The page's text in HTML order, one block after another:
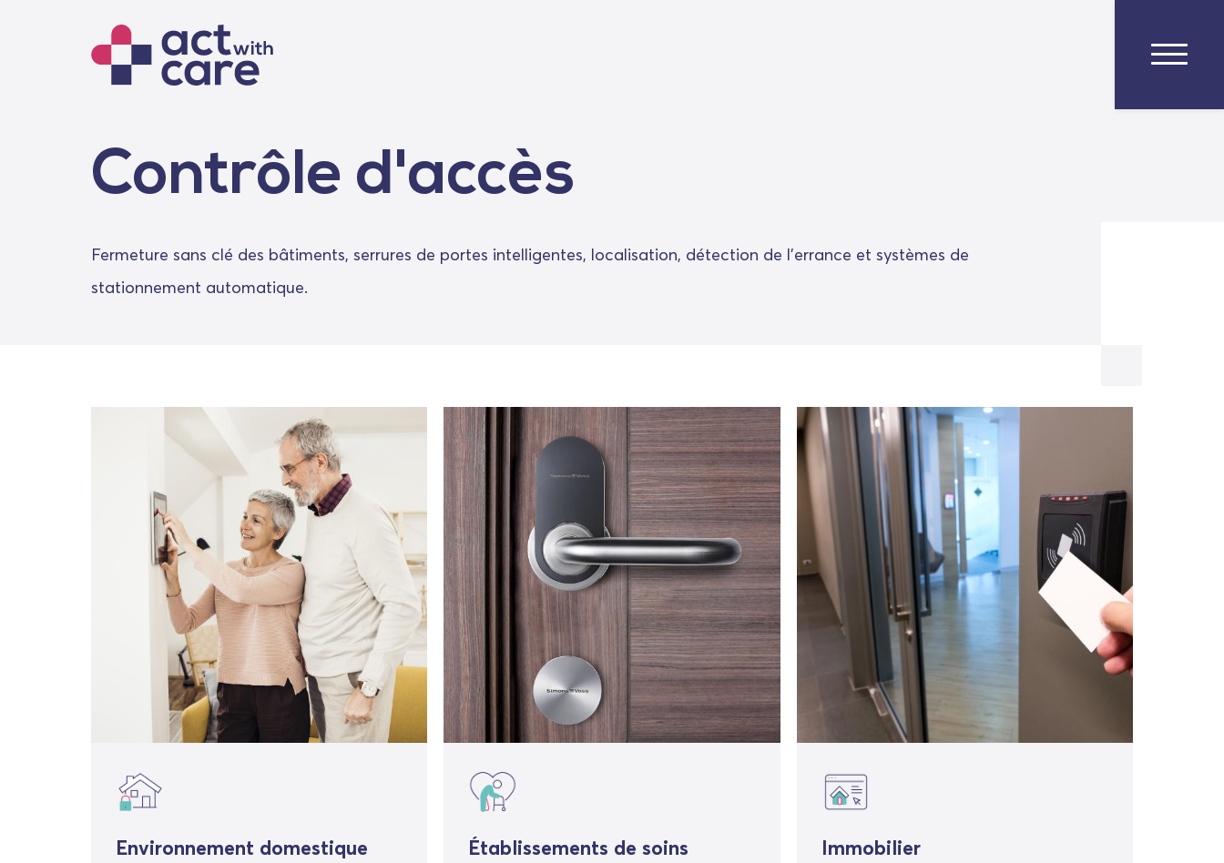
Contrôle d'accès
Fermeture sans clé des bâtiments, serrures de portes intelligentes, localisation, détection de l'errance et systèmes de
stationnement automatique.
Environnement domestique Établissements de soins Immobilier